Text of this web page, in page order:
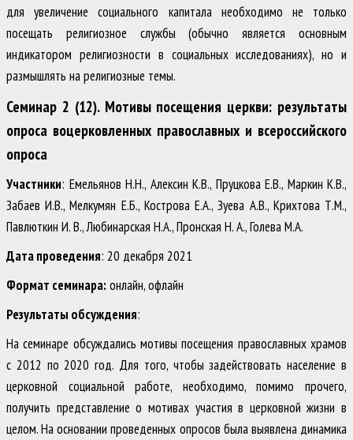
для увеличение социального капитала необходимо не только
посещать религиозное службы (обычно является основным
индикатором религиозности в социальных исследованиях), но и
размышлять на религиозные темы.
Семинар 2 (12). Мотивы посещения церкви: результаты
опроса воцерковленных православных и всероссийского
опроса
Участники: Емельянов Н.Н., Алексин К.В., Пруцкова Е.В., Маркин К.В.,
Забаев И.В., Мелкумян Е.Б., Кострова Е.А., Зуева А.В., Крихтова Т.М.,
Павлюткин И. В., Любинарская Н.А., Пронская Н. А., Голева М.А.
Дата проведения: 20 декабря 2021
Формат семинара: онлайн, офлайн
Результаты обсуждения:
На семинаре обсуждались мотивы посещения православных храмов
с 2012 по 2020 год. Для того, чтобы задействовать население в
церковной социальной работе, необходимо, помимо прочего,
получить представление о мотивах участия в церковной жизни в
целом. На основании проведенных опросов была выявлена динамика